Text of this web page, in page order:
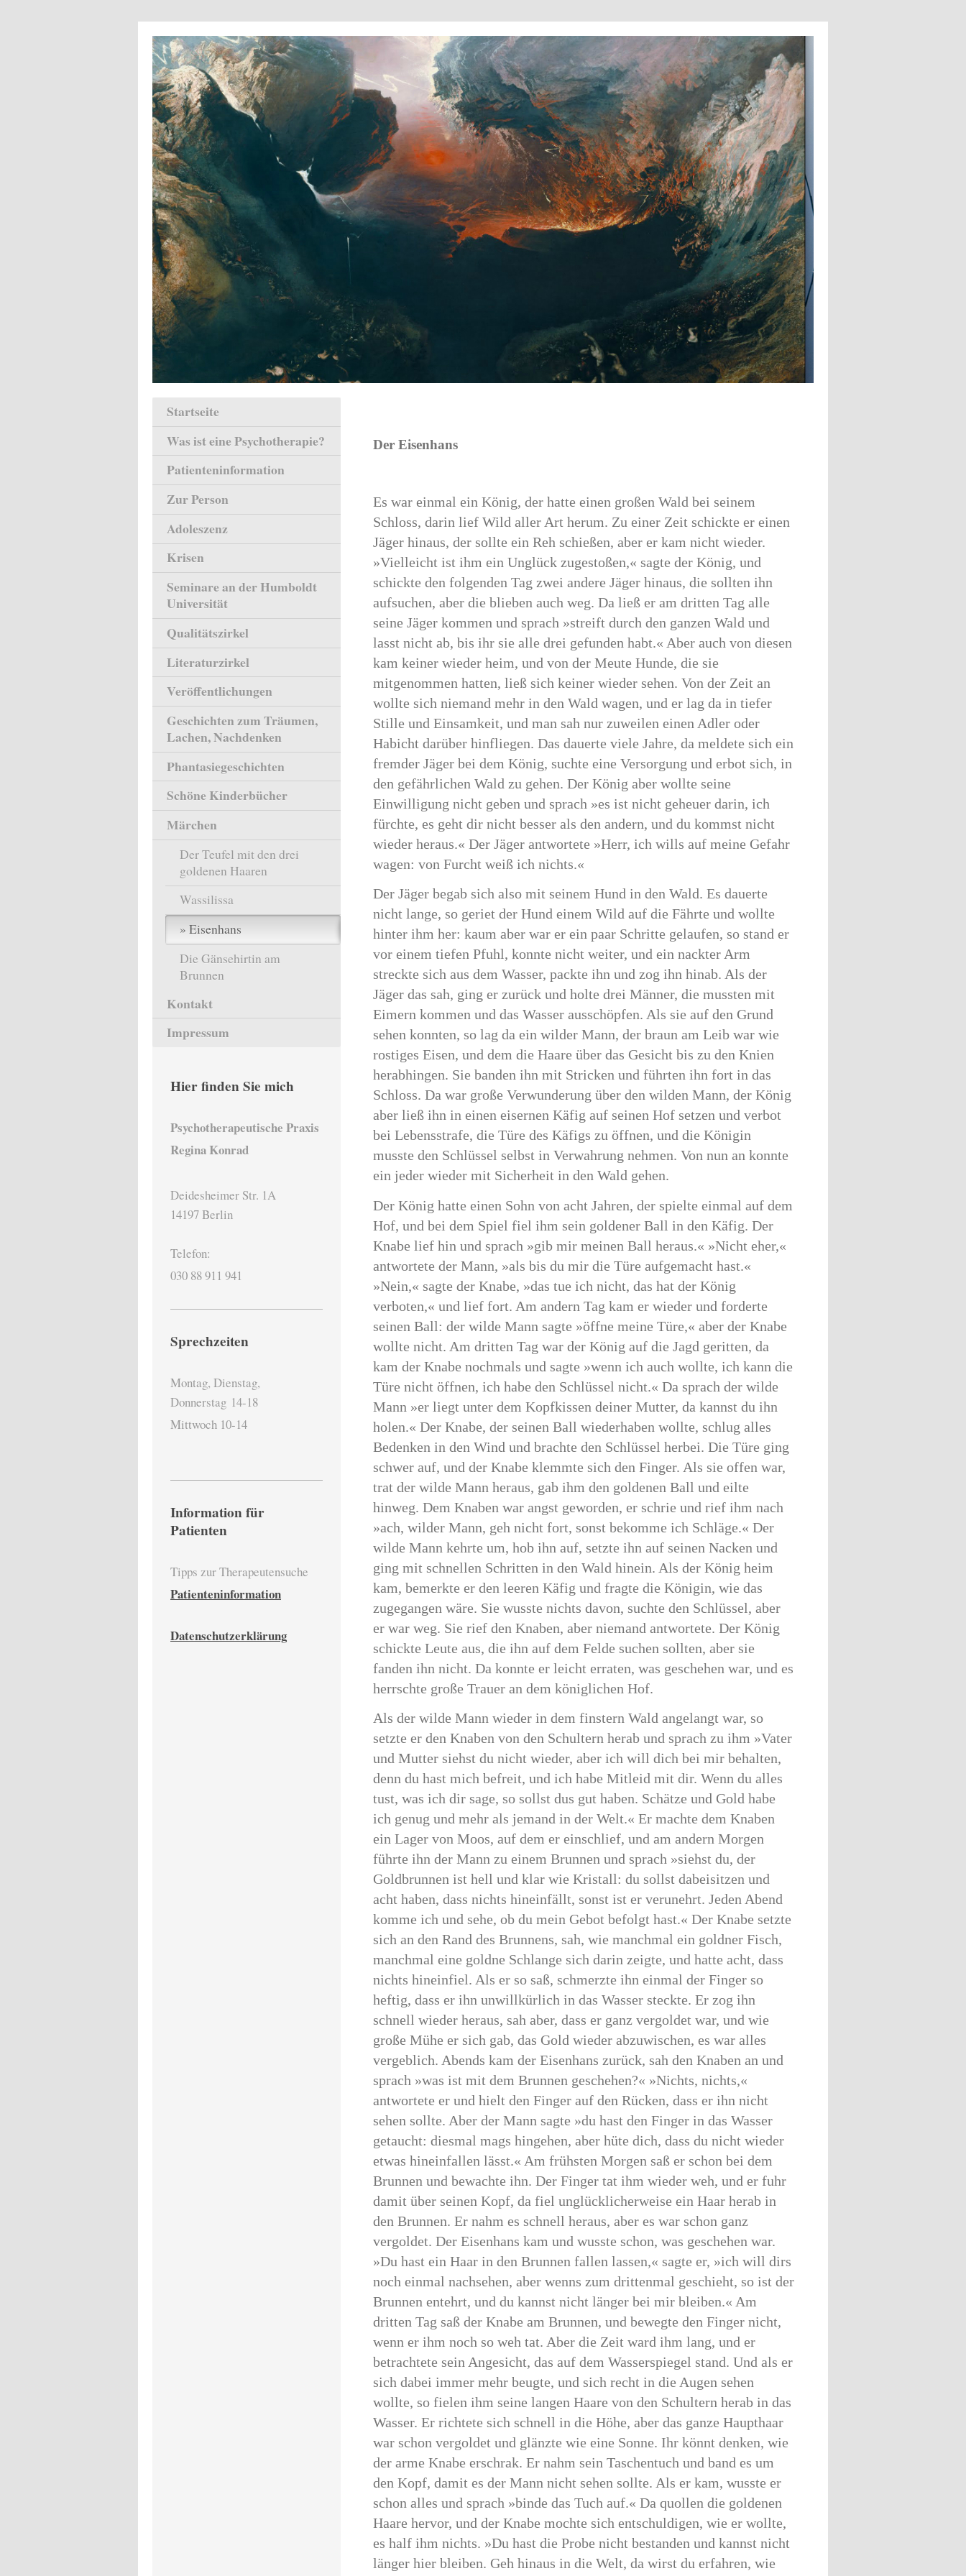
Der Eisenhans
Es war einmal ein König, der hatte einen großen Wald bei seinem
Schloss, darin lief Wild aller Art herum. Zu einer Zeit schickte er einen
Jäger hinaus, der sollte ein Reh schießen, aber er kam nicht wieder.
»Vielleicht ist ihm ein Unglück zugestoßen,« sagte der König, und
schickte den folgenden Tag zwei andere Jäger hinaus, die sollten ihn
aufsuchen, aber die blieben auch weg. Da ließ er am dritten Tag alle
seine Jäger kommen und sprach »streift durch den ganzen Wald und
lasst nicht ab, bis ihr sie alle drei gefunden habt.« Aber auch von diesen
kam keiner wieder heim, und von der Meute Hunde, die sie
mitgenommen hatten, ließ sich keiner wieder sehen. Von der Zeit an
wollte sich niemand mehr in den Wald wagen, und er lag da in tiefer
Stille und Einsamkeit, und man sah nur zuweilen einen Adler oder
Habicht darüber hinfliegen. Das dauerte viele Jahre, da meldete sich ein
fremder Jäger bei dem König, suchte eine Versorgung und erbot sich, in
den gefährlichen Wald zu gehen. Der König aber wollte seine
Einwilligung nicht geben und sprach »es ist nicht geheuer darin, ich
fürchte, es geht dir nicht besser als den andern, und du kommst nicht
wieder heraus.« Der Jäger antwortete »Herr, ich wills auf meine Gefahr
wagen: von Furcht weiß ich nichts.«
Der Jäger begab sich also mit seinem Hund in den Wald. Es dauerte
nicht lange, so geriet der Hund einem Wild auf die Fährte und wollte
hinter ihm her: kaum aber war er ein paar Schritte gelaufen, so stand er
vor einem tiefen Pfuhl, konnte nicht weiter, und ein nackter Arm
streckte sich aus dem Wasser, packte ihn und zog ihn hinab. Als der
Jäger das sah, ging er zurück und holte drei Männer, die mussten mit
Eimern kommen und das Wasser ausschöpfen. Als sie auf den Grund
sehen konnten, so lag da ein wilder Mann, der braun am Leib war wie
rostiges Eisen, und dem die Haare über das Gesicht bis zu den Knien
herabhingen. Sie banden ihn mit Stricken und führten ihn fort in das
Schloss. Da war große Verwunderung über den wilden Mann, der König
aber ließ ihn in einen eisernen Käfig auf seinen Hof setzen und verbot
bei Lebensstrafe, die Türe des Käfigs zu öffnen, und die Königin
musste den Schlüssel selbst in Verwahrung nehmen. Von nun an konnte
ein jeder wieder mit Sicherheit in den Wald gehen.
Der König hatte einen Sohn von acht Jahren, der spielte einmal auf dem
Hof, und bei dem Spiel fiel ihm sein goldener Ball in den Käfig. Der
Knabe lief hin und sprach »gib mir meinen Ball heraus.« »Nicht eher,«
antwortete der Mann, »als bis du mir die Türe aufgemacht hast.«
»Nein,« sagte der Knabe, »das tue ich nicht, das hat der König
verboten,« und lief fort. Am andern Tag kam er wieder und forderte
seinen Ball: der wilde Mann sagte »öffne meine Türe,« aber der Knabe
wollte nicht. Am dritten Tag war der König auf die Jagd geritten, da
kam der Knabe nochmals und sagte »wenn ich auch wollte, ich kann die
Türe nicht öffnen, ich habe den Schlüssel nicht.« Da sprach der wilde
Mann »er liegt unter dem Kopfkissen deiner Mutter, da kannst du ihn
holen.« Der Knabe, der seinen Ball wiederhaben wollte, schlug alles
Bedenken in den Wind und brachte den Schlüssel herbei. Die Türe ging
schwer auf, und der Knabe klemmte sich den Finger. Als sie offen war,
trat der wilde Mann heraus, gab ihm den goldenen Ball und eilte
hinweg. Dem Knaben war angst geworden, er schrie und rief ihm nach
»ach, wilder Mann, geh nicht fort, sonst bekomme ich Schläge.« Der
wilde Mann kehrte um, hob ihn auf, setzte ihn auf seinen Nacken und
ging mit schnellen Schritten in den Wald hinein. Als der König heim
kam, bemerkte er den leeren Käfig und fragte die Königin, wie das
zugegangen wäre. Sie wusste nichts davon, suchte den Schlüssel, aber
er war weg. Sie rief den Knaben, aber niemand antwortete. Der König
schickte Leute aus, die ihn auf dem Felde suchen sollten, aber sie
fanden ihn nicht. Da konnte er leicht erraten, was geschehen war, und es
herrschte große Trauer an dem königlichen Hof.
Als der wilde Mann wieder in dem finstern Wald angelangt war, so
setzte er den Knaben von den Schultern herab und sprach zu ihm »Vater
und Mutter siehst du nicht wieder, aber ich will dich bei mir behalten,
denn du hast mich befreit, und ich habe Mitleid mit dir. Wenn du alles
tust, was ich dir sage, so sollst dus gut haben. Schätze und Gold habe
ich genug und mehr als jemand in der Welt.« Er machte dem Knaben
ein Lager von Moos, auf dem er einschlief, und am andern Morgen
führte ihn der Mann zu einem Brunnen und sprach »siehst du, der
Goldbrunnen ist hell und klar wie Kristall: du sollst dabeisitzen und
acht haben, dass nichts hineinfällt, sonst ist er verunehrt. Jeden Abend
komme ich und sehe, ob du mein Gebot befolgt hast.« Der Knabe setzte
sich an den Rand des Brunnens, sah, wie manchmal ein goldner Fisch,
manchmal eine goldne Schlange sich darin zeigte, und hatte acht, dass
nichts hineinfiel. Als er so saß, schmerzte ihn einmal der Finger so
heftig, dass er ihn unwillkürlich in das Wasser steckte. Er zog ihn
schnell wieder heraus, sah aber, dass er ganz vergoldet war, und wie
große Mühe er sich gab, das Gold wieder abzuwischen, es war alles
vergeblich. Abends kam der Eisenhans zurück, sah den Knaben an und
sprach »was ist mit dem Brunnen geschehen?« »Nichts, nichts,«
antwortete er und hielt den Finger auf den Rücken, dass er ihn nicht
sehen sollte. Aber der Mann sagte »du hast den Finger in das Wasser
getaucht: diesmal mags hingehen, aber hüte dich, dass du nicht wieder
etwas hineinfallen lässt.« Am frühsten Morgen saß er schon bei dem
Brunnen und bewachte ihn. Der Finger tat ihm wieder weh, und er fuhr
damit über seinen Kopf, da fiel unglücklicherweise ein Haar herab in
den Brunnen. Er nahm es schnell heraus, aber es war schon ganz
vergoldet. Der Eisenhans kam und wusste schon, was geschehen war.
»Du hast ein Haar in den Brunnen fallen lassen,« sagte er, »ich will dirs
noch einmal nachsehen, aber wenns zum drittenmal geschieht, so ist der
Brunnen entehrt, und du kannst nicht länger bei mir bleiben.« Am
dritten Tag saß der Knabe am Brunnen, und bewegte den Finger nicht,
wenn er ihm noch so weh tat. Aber die Zeit ward ihm lang, und er
betrachtete sein Angesicht, das auf dem Wasserspiegel stand. Und als er
sich dabei immer mehr beugte, und sich recht in die Augen sehen
wollte, so fielen ihm seine langen Haare von den Schultern herab in das
Wasser. Er richtete sich schnell in die Höhe, aber das ganze Haupthaar
war schon vergoldet und glänzte wie eine Sonne. Ihr könnt denken, wie
der arme Knabe erschrak. Er nahm sein Taschentuch und band es um
den Kopf, damit es der Mann nicht sehen sollte. Als er kam, wusste er
schon alles und sprach »binde das Tuch auf.« Da quollen die goldenen
Haare hervor, und der Knabe mochte sich entschuldigen, wie er wollte,
es half ihm nichts. »Du hast die Probe nicht bestanden und kannst nicht
länger hier bleiben. Geh hinaus in die Welt, da wirst du erfahren, wie
Startseite
Was ist eine Psychotherapie?
Patienteninformation
Zur Person
Adoleszenz
Krisen
Seminare an der Humboldt
Universität
Qualitätszirkel
Literaturzirkel
Veröffentlichungen
Geschichten zum Träumen,
Lachen, Nachdenken
Phantasiegeschichten
Schöne Kinderbücher
Märchen
Der Teufel mit den drei
goldenen Haaren
Wassilissa
Eisenhans
Die Gänsehirtin am
Brunnen
Kontakt
Impressum
Hier finden Sie mich
Psychotherapeutische Praxis
Regina Konrad
Deidesheimer Str. 1A
14197 Berlin
Telefon:
030 88 911 941
Sprechzeiten
Montag, Dienstag,
Donnerstag 14-18
Mittwoch 10-14
Information für
Patienten
Tipps zur Therapeutensuche
Patienteninformation
Datenschutzerklärung